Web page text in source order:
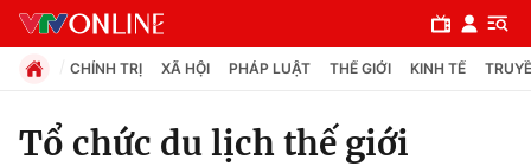
CHÍNH TRỊ XÃ HỘI PHÁP LUẬT THẾ GIỚI KINH TẾ
Tổ chức du lịch thế giới